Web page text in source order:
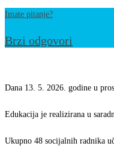
Imate pitanje?
Brzi odgovori
nastavak
usavršavanja
za
Dana 13. 5. 2026. godine u
Edukacija je realizirana u
Ukupno 48 socijalnih radnika